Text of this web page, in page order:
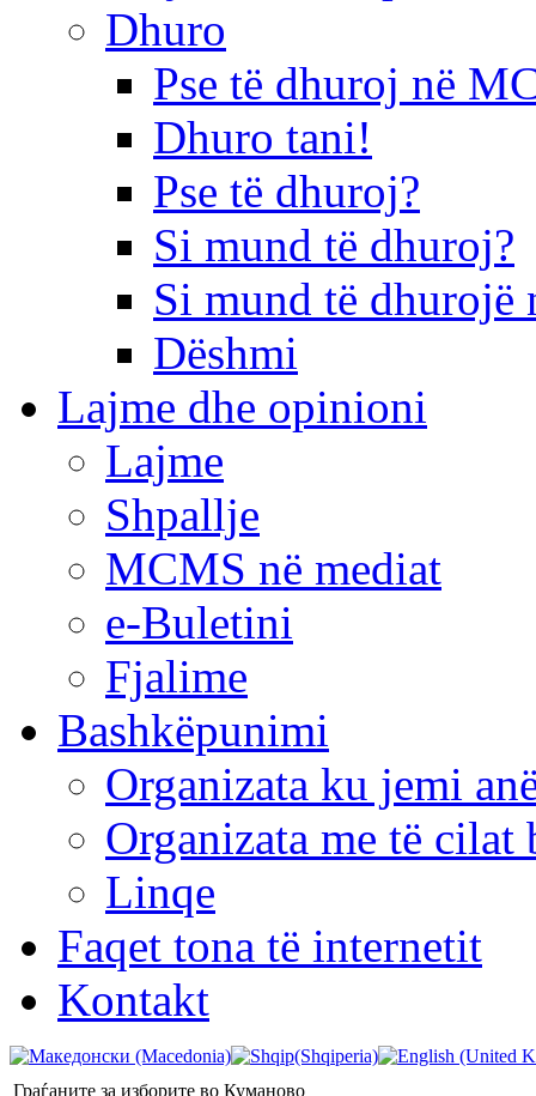
Dhuro
Pse të dhuroj në
Dhuro tani!
Pse të dhuroj?
Si mund të dhuroj?
Si mund të dhurojë
Dëshmi
Lajme dhe opinioni
Lajme
Shpallje
MCMS në mediat
e-Buletini
Fjalime
Bashkëpunimi
Organizata ku jemi
Organizata me të cilat
Linqe
Faqet tona të internetit
Kontakt
Граѓаните за изборите во Куманово